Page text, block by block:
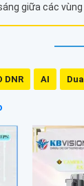
giữa các
DNR AI